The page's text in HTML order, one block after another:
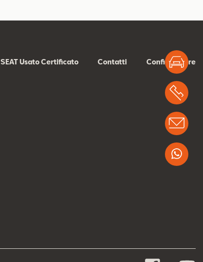
SEAT Usato Certificato Contatti Configuratore